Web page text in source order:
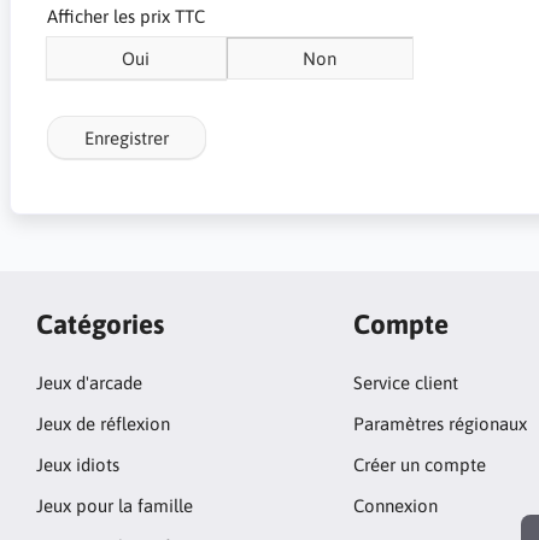
Afficher les prix TTC
Oui Non
Enregistrer
Catégories
Jeux d'arcade
Jeux de réflexion
Jeux idiots
Jeux pour la famille
Compte
Service client
Paramètres régionaux
Créer un compte
Connexion